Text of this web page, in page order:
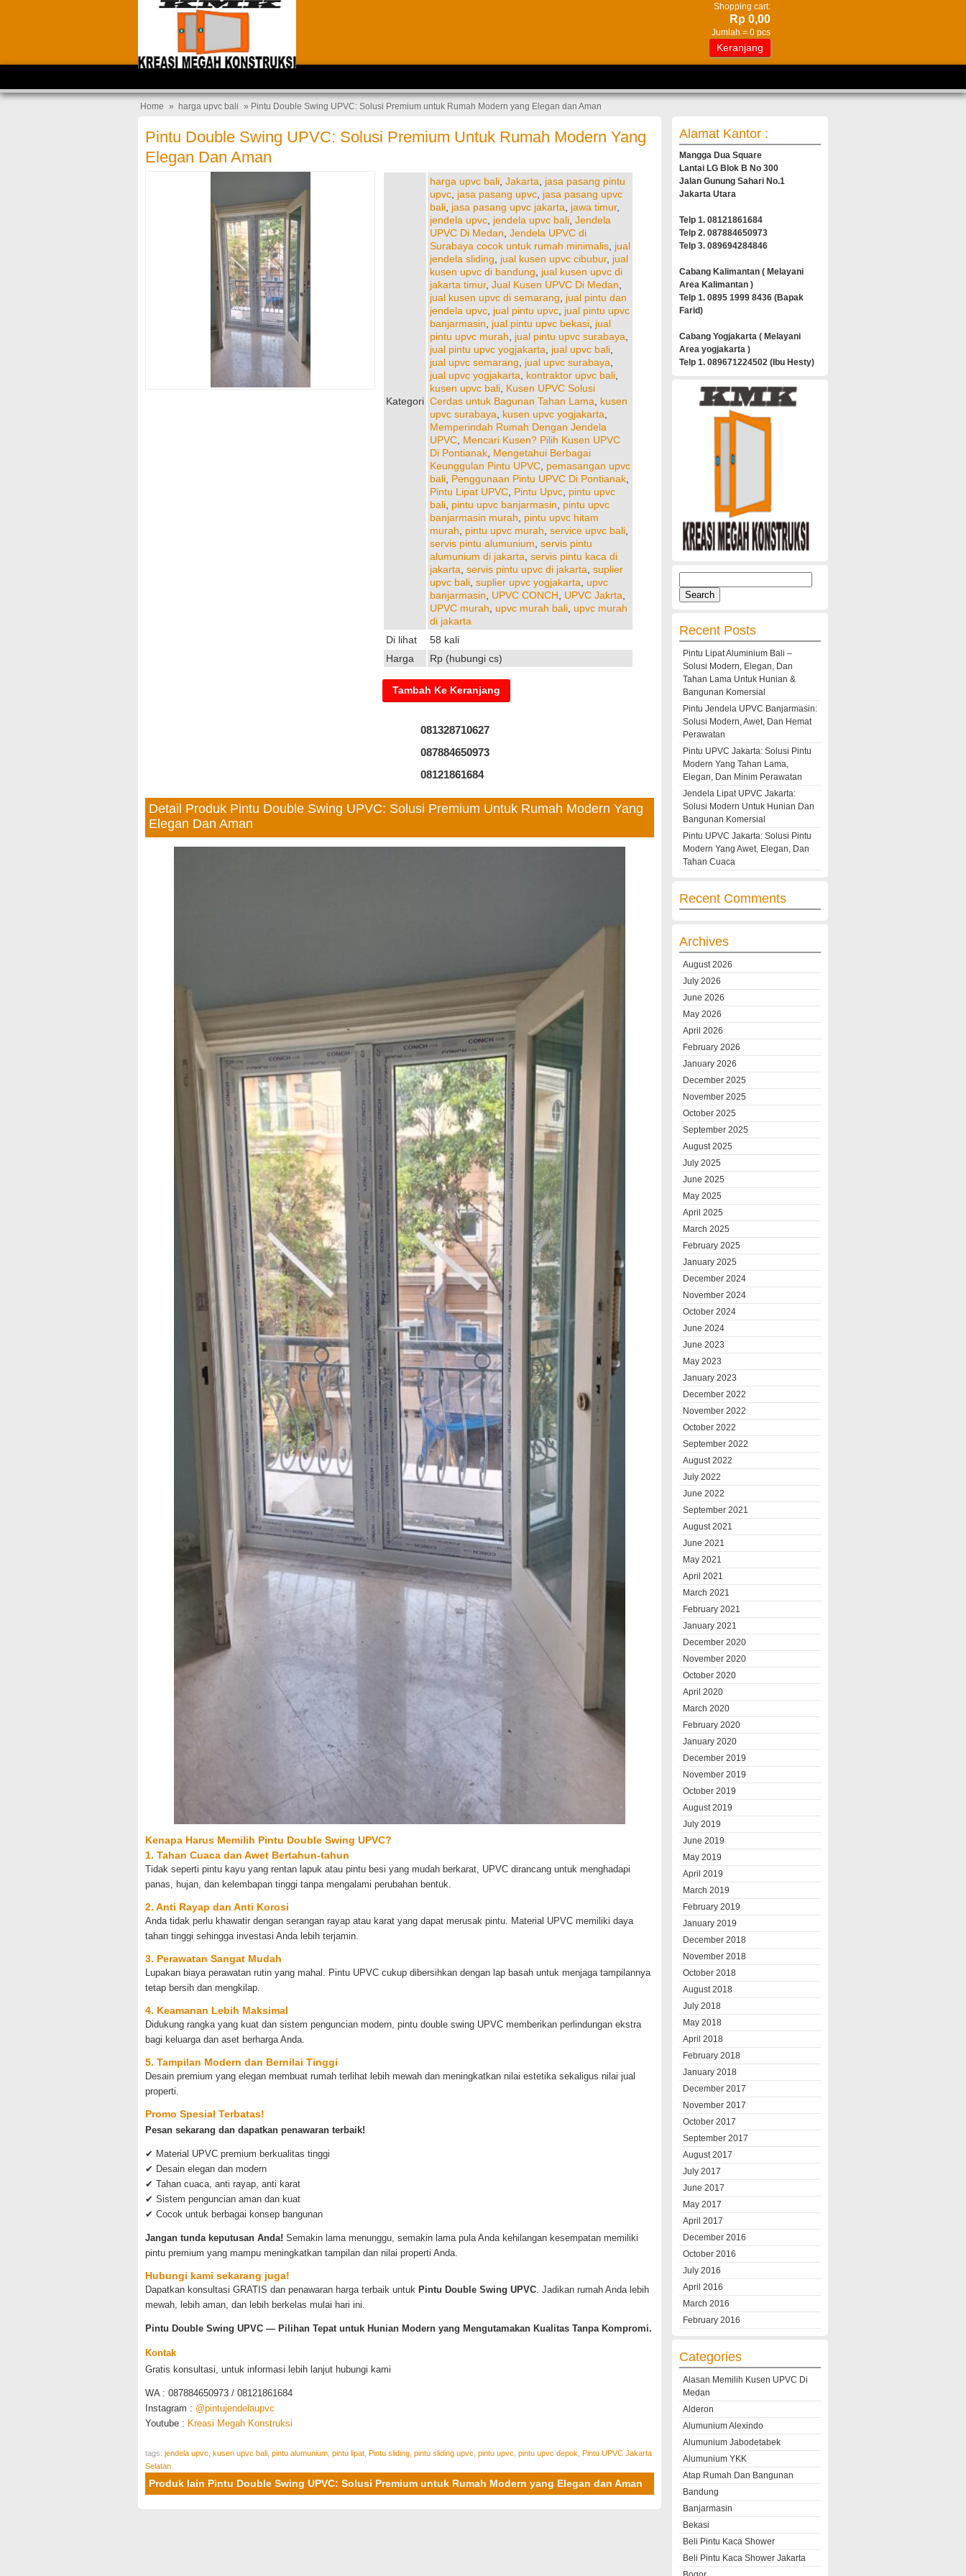
Shopping cart:
Rp 0,00
Jumlah = 0 pcs
Keranjang
Home » harga upvc bali » Pintu Double Swing UPVC: Solusi Premium untuk Rumah Modern yang Elegan dan Aman
Pintu Double Swing UPVC: Solusi Premium Untuk Rumah Modern Yang
Elegan Dan Aman
Kategori
harga upvc bali Jakarta
jasa pasang pintu
upvc jasa pasang upvc jasa pasang upvc
bali jasa pasang upvc jakarta jawa timur,
jendela upvc jendela upvc bali Jendela
UPVC Di Medan Jendela UPVC di
Surabaya cocok untuk rumah minimalis jual
jendela sliding
jual kusen upvc cibubur, jual
kusen upvc di bandung
jual kusen upvc di
jakarta timur, Jual Kusen UPVC Di Medan
jual kusen upvc di semarang
jual pintu dan
jendela upvc jual pintu upvc jual pintu upvc
banjarmasin
jual pintu upvc bekasi jual
pintu upvc murah
jual pintu upvc surabaya
jual pintu upvc yogjakarta
jual upvc bali
jual upvc semarang
jual upvc surabaya
jual upvc yogjakarta
kontraktor upvc bali
kusen upvc bali Kusen UPVC Solusi
Cerdas untuk Bagunan Tahan Lama
kusen
upvc surabaya
kusen upvc yogjakarta
Memperindah Rumah Dengan Jendela
UPVC Mencari Kusen? Pilih Kusen UPVC
Di Pontianak Mengetahui Berbagai
Keunggulan Pintu UPVC pemasangan upvc
bali Penggunaan Pintu UPVC Di Pontianak
Pintu Lipat UPVC Pintu Upvc pintu upvc
bali pintu upvc banjarmasin
pintu upvc
banjarmasin murah
pintu upvc hitam
murah
pintu upvc murah service upvc bali
servis pintu alumunium servis pintu
alumunium di jakarta servis pintu kaca di
jakarta servis pintu upvc di jakarta suplier
upvc bali suplier upvc yogjakarta
upvc
banjarmasin
UPVC CONCH UPVC Jakrta
UPVC murah
upvc murah bali upvc murah
di jakarta
Di lihat
58 kali
Harga
Rp (hubungi cs)
081328710627
087884650973
08121861684
Detail Produk Pintu Double Swing UPVC: Solusi Premium Untuk Rumah Modern Yang
Elegan Dan Aman
Kenapa Harus Memilih Pintu Double Swing UPVC?
1. Tahan Cuaca dan Awet Bertahun-tahun
Tidak seperti pintu kayu yang rentan lapuk atau pintu besi yang mudah berkarat, UPVC dirancang untuk menghadapi
panas, hujan, dan kelembapan tinggi tanpa mengalami perubahan bentuk.
2. Anti Rayap dan Anti Korosi
Anda tidak perlu khawatir dengan serangan rayap atau karat yang dapat merusak pintu. Material UPVC memiliki daya
tahan tinggi sehingga investasi Anda lebih terjamin.
3. Perawatan Sangat Mudah
Lupakan biaya perawatan rutin yang mahal. Pintu UPVC cukup dibersihkan dengan lap basah untuk menjaga tampilannya
tetap bersih dan mengkilap.
4. Keamanan Lebih Maksimal
Didukung rangka yang kuat dan sistem penguncian modern, pintu double swing UPVC memberikan perlindungan ekstra
bagi keluarga dan aset berharga Anda.
5. Tampilan Modern dan Bernilai Tinggi
Desain premium yang elegan membuat rumah terlihat lebih mewah dan meningkatkan nilai estetika sekaligus nilai jual
properti.
Promo Spesial Terbatas!
Pesan sekarang dan dapatkan penawaran terbaik!
✔ Material UPVC premium berkualitas tinggi
✔ Desain elegan dan modern
✔ Tahan cuaca, anti rayap, anti karat
✔ Sistem penguncian aman dan kuat
✔ Cocok untuk berbagai konsep bangunan
Jangan tunda keputusan Anda! Semakin lama menunggu, semakin lama pula Anda kehilangan kesempatan memiliki
pintu premium yang mampu meningkatkan tampilan dan nilai properti Anda.
Hubungi kami sekarang juga!
Dapatkan konsultasi GRATIS dan penawaran harga terbaik untuk Pintu Double Swing UPVC . Jadikan rumah Anda lebih
mewah, lebih aman, dan lebih berkelas mulai hari ini.
Pintu Double Swing UPVC — Pilihan Tepat untuk Hunian Modern yang Mengutamakan Kualitas Tanpa Kompromi.
Kontak
Gratis konsultasi, untuk informasi lebih lanjut hubungi kami
WA : 087884650973 / 08121861684
Instagram : @pintujendelaupvc
Youtube : Kreasi Megah Konstruksi
tags: jendela upvc kusen upvc bali pintu alumunium pintu lipat Pintu sliding pintu sliding upvc pintu upvc pintu upvc depok Pintu UPVC Jakarta
Selatan
Produk lain Pintu Double Swing UPVC: Solusi Premium untuk Rumah Modern yang Elegan dan Aman
Alamat Kantor :
Mangga Dua Square
Lantai LG Blok B No 300
Jalan Gunung Sahari No.1
Jakarta Utara
Telp 1. 08121861684
Telp 2. 087884650973
Telp 3. 089694284846
Cabang Kalimantan ( Melayani
Area Kalimantan )
Telp 1. 0895 1999 8436 (Bapak
Farid)
Cabang Yogjakarta ( Melayani
Area yogjakarta )
Telp 1. 089671224502 (Ibu Hesty)
for:
Recent Posts
Pintu Lipat Aluminium Bali –
Solusi Modern, Elegan, Dan
Tahan Lama Untuk Hunian &
Bangunan Komersial
Pintu Jendela UPVC Banjarmasin:
Solusi Modern, Awet, Dan Hemat
Perawatan
Pintu UPVC Jakarta: Solusi Pintu
Modern Yang Tahan Lama,
Elegan, Dan Minim Perawatan
Jendela Lipat UPVC Jakarta:
Solusi Modern Untuk Hunian Dan
Bangunan Komersial
Pintu UPVC Jakarta: Solusi Pintu
Modern Yang Awet, Elegan, Dan
Tahan Cuaca
Recent Comments
Archives
August 2026
July 2026
June 2026
May 2026
April 2026
February 2026
January 2026
December 2025
November 2025
October 2025
September 2025
August 2025
July 2025
June 2025
May 2025
April 2025
March 2025
February 2025
January 2025
December 2024
November 2024
October 2024
June 2024
June 2023
May 2023
January 2023
December 2022
November 2022
October 2022
September 2022
August 2022
July 2022
June 2022
September 2021
August 2021
June 2021
May 2021
April 2021
March 2021
February 2021
January 2021
December 2020
November 2020
October 2020
April 2020
March 2020
February 2020
January 2020
December 2019
November 2019
October 2019
August 2019
July 2019
June 2019
May 2019
April 2019
March 2019
February 2019
January 2019
December 2018
November 2018
October 2018
August 2018
July 2018
May 2018
April 2018
February 2018
January 2018
December 2017
November 2017
October 2017
September 2017
August 2017
July 2017
June 2017
May 2017
April 2017
December 2016
October 2016
July 2016
April 2016
March 2016
February 2016
Categories
Alasan Memilih Kusen UPVC Di
Medan
Alderon
Alumunium Alexindo
Alumunium Jabodetabek
Alumunium YKK
Atap Rumah Dan Bangunan
Bandung
Banjarmasin
Bekasi
Beli Pintu Kaca Shower
Beli Pintu Kaca Shower Jakarta